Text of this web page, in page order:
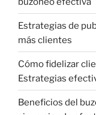
Estrategias de
más clientes
Cómo fidelizar
Estrategias
Beneficios del